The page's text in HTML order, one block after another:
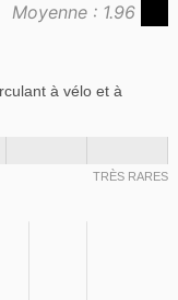
Moyenne : 1.96
à vélo et à
TRÈS RARES